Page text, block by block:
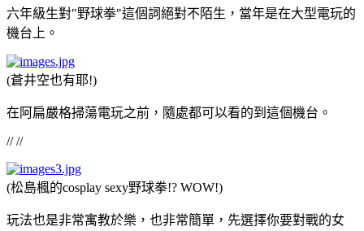
六年級生對"野球拳"這個詞絕對不陌生，當年是在大型電玩的
機台上。
(蒼井空也有耶!)
在阿扁嚴格掃蕩電玩之前，隨處都可以看的到這個機台。
// //
(松島楓的cosplay sexy野球拳!? WOW!)
玩法也是非常寓教於樂，也非常簡單，先選擇你要對戰的女